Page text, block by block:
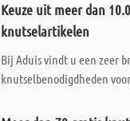
Keuze uit meer dan
knutselartikelen
Bij Aduis vindt u een zeer
knutselbenodigdheden